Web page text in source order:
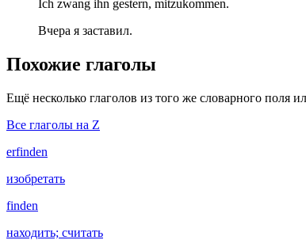
Ich zwang ihn gestern, mitzukommen.
Вчера я заставил.
Похожие глаголы
Ещё несколько глаголов из того же словарного поля
Все глаголы на Z
erfinden
изобретать
finden
находить; считать